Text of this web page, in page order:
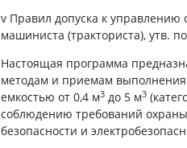
v Правил допуска к
машиниста (тракториста), утв.
Настоящая программа
методам и приемам выполнения
емкостью от 0,4 м3 до 5 м3
соблюдению требований
безопасности и